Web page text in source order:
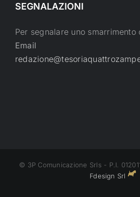
SEGNALAZIONI
Per segnalare uno smarrimento
Email
© 3P Comunicazione Srls - P.I.
Fdesign Srl